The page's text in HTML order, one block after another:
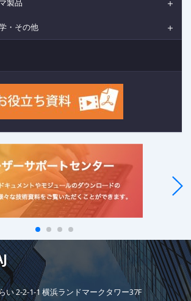
製品
・その他
い 2-2-1-1 横浜ランドマークタワー37F